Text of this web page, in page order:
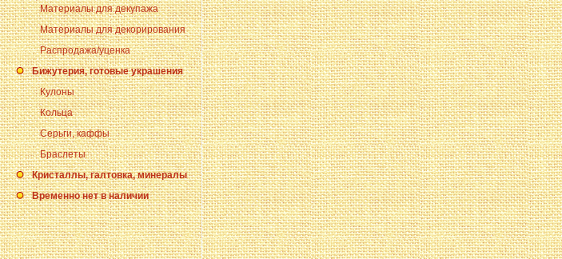
Материалы для декупажа
Материалы для декорирования
Распродажа/уценка
Бижутерия, готовые украшения
Кулоны
Кольца
Серьги, каффы
Браслеты
Кристаллы, галтовка, минералы
Временно нет в наличии